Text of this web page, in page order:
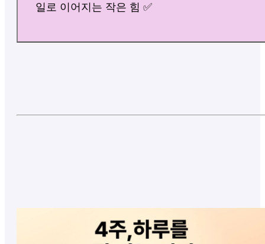
일로 이어지는 작은 힘 ✅